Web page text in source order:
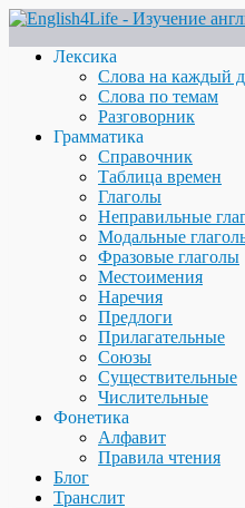
Лексика
Слова на каждый
Слова по темам
Разговорник
Грамматика
Справочник
Таблица времен
Глаголы
Неправильные
Модальные
Фразовые глаголы
Местоимения
Наречия
Предлоги
Прилагательные
Союзы
Существительные
Числительные
Фонетика
Алфавит
Правила чтения
Блог
Транслит